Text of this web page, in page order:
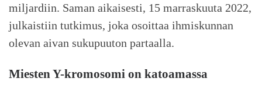
miljardiin. Saman aikaisesti, 15 marraskuuta 2022,
julkaistiin tutkimus, joka osoittaa ihmiskunnan
olevan aivan sukupuuton partaalla.
Miesten Y-kromosomi on katoamassa